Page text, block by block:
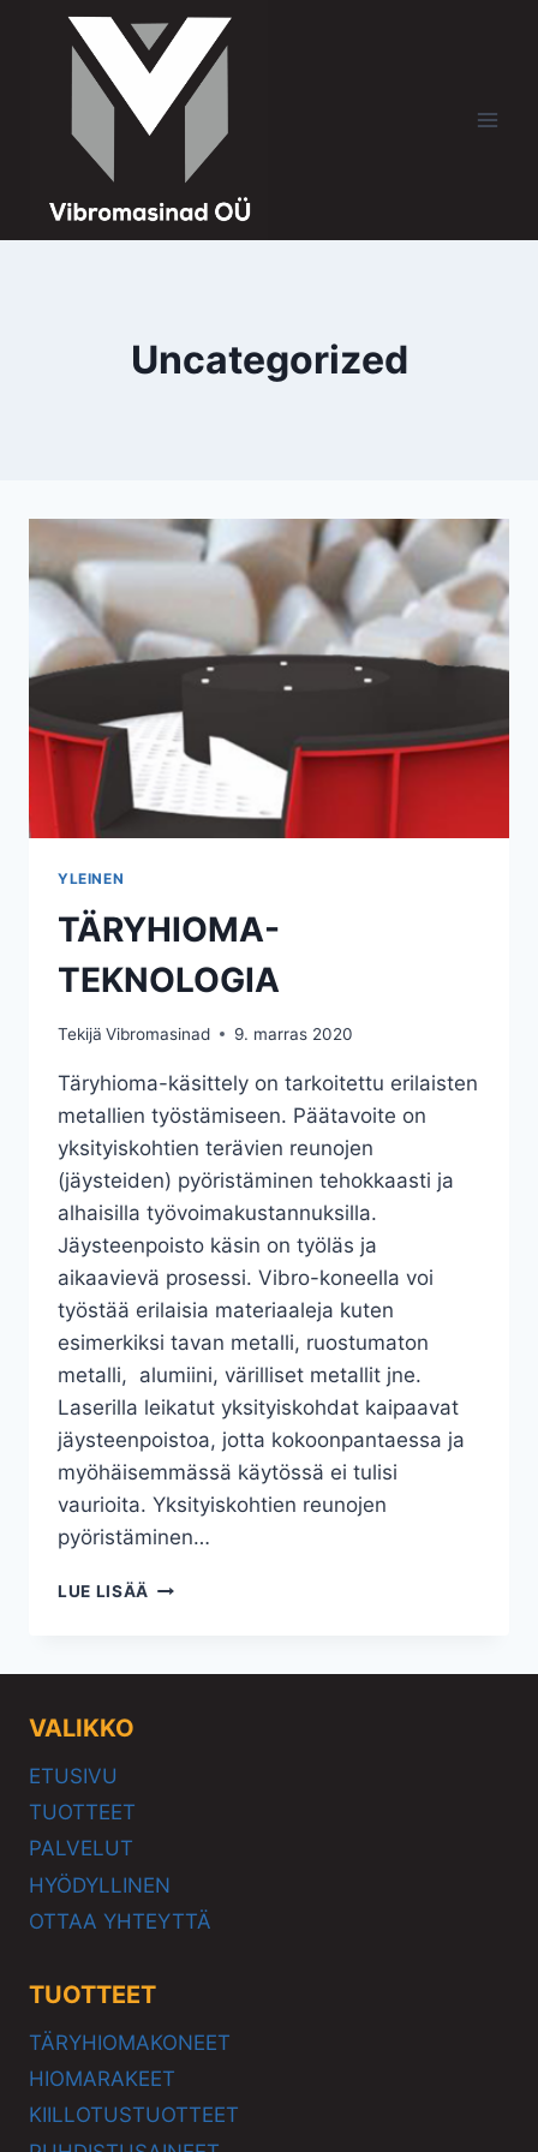
sisältöön
Uncategorized
YLEINEN
TÄRYHIOMA-
TEKNOLOGIA
Tekijä Vibromasinad 9. marras 2020
Täryhioma-käsittely on tarkoitettu erilaisten
metallien työstämiseen. Päätavoite on
yksityiskohtien terävien reunojen
(jäysteiden) pyöristäminen tehokkaasti ja
alhaisilla työvoimakustannuksilla.
Jäysteenpoisto käsin on työläs ja
aikaavievä prosessi. Vibro-koneella voi
työstää erilaisia materiaaleja kuten
esimerkiksi tavan metalli, ruostumaton
metalli, alumiini, värilliset metallit jne.
Laserilla leikatut yksityiskohdat kaipaavat
jäysteenpoistoa, jotta kokoonpantaessa ja
myöhäisemmässä käytössä ei tulisi
vaurioita. Yksityiskohtien reunojen
pyöristäminen…
LUE LISÄÄ TÄRYHIOMA-
VALIKKO
ETUSIVU
TUOTTEET
PALVELUT
HYÖDYLLINEN
OTTAA YHTEYTTÄ
TUOTTEET
TÄRYHIOMAKONEET
HIOMARAKEET
KIILLOTUSTUOTTEET